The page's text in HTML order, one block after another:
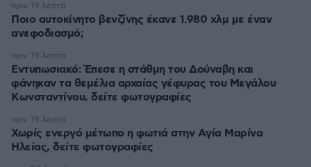
Ποιο αυτοκίνητο βενζίνης έκανε 1.980 χλμ με έναν
ανεφοδιασμό;
πριν 19 λεπτά
Εντυπωσιακό: Έπεσε η στάθμη του Δούναβη και
φάνηκαν τα θεμέλια αρχαίας γέφυρας του Μεγάλου
Κωνσταντίνου, δείτε φωτογραφίες
πριν 19 λεπτά
Χωρίς ενεργό μέτωπο η φωτιά στην Aγία Μαρίνα
Ηλείας, δείτε φωτογραφίες
πριν 19 λεπτά